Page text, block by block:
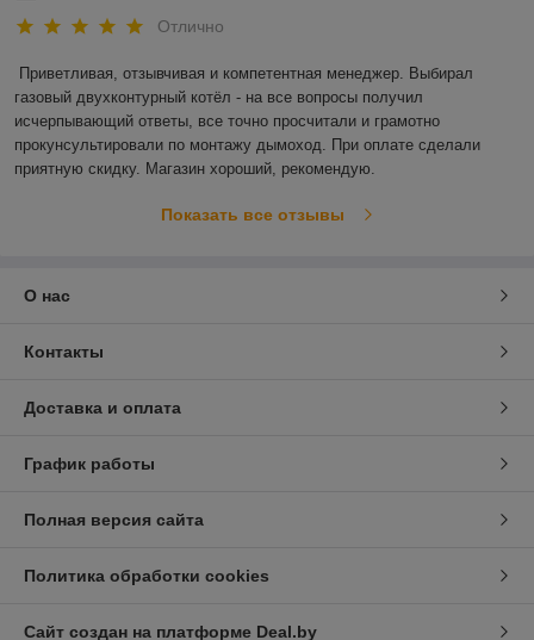
Отлично
Приветливая, отзывчивая и компетентная менеджер. Выбирал
газовый двухконтурный котёл - на все вопросы получил
исчерпывающий ответы, все точно просчитали и грамотно
прокунсультировали по монтажу дымоход. При оплате сделали
приятную скидку. Магазин хороший, рекомендую.
Показать все отзывы
О нас
Контакты
Доставка и оплата
График работы
Полная версия сайта
Политика обработки cookies
Сайт создан на платформе Deal.by